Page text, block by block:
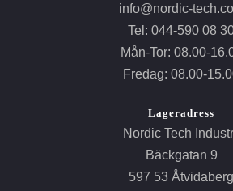
info@nordic-
Tel: 044-590 08
Mån-Tor: 08.00-
Fredag: 08.00-
Lageradress
Nordic Tech
Bäckgatan 9
597 53 Åtvidaberg